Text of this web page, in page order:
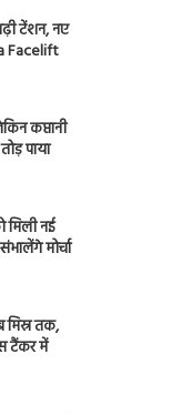
टेंशन, नए
Facelift
कप्तानी
पाया
नई
मोर्चा
मिस्र तक,
टैंकर में